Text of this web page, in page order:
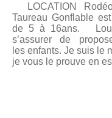
LOCATION
Taureau Gonflable
de 5 à 16ans.
s’assurer de
les enfants. Je suis le
je vous le prouve en